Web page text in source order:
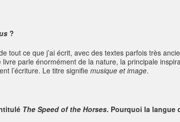
?
tout ce que j’ai écrit, avec des textes parfois très
parle énormément de la nature, la principale
l’écriture. Le titre signifie musique et image.
The Speed of the Horses. Pourquoi la langue